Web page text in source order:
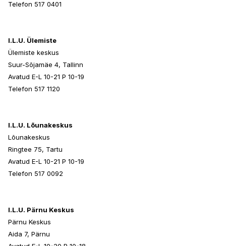
Telefon 517 0401
I.L.U. Ülemiste
Ülemiste keskus
Suur-Sõjamäe 4, Tallinn
Avatud E-L 10-21 P 10-19
Telefon 517 1120
I.L.U. Lõunakeskus
Lõunakeskus
Ringtee 75, Tartu
Avatud E-L 10-21 P 10-19
Telefon 517 0092
I.L.U. Pärnu Keskus
Pärnu Keskus
Aida 7, Pärnu